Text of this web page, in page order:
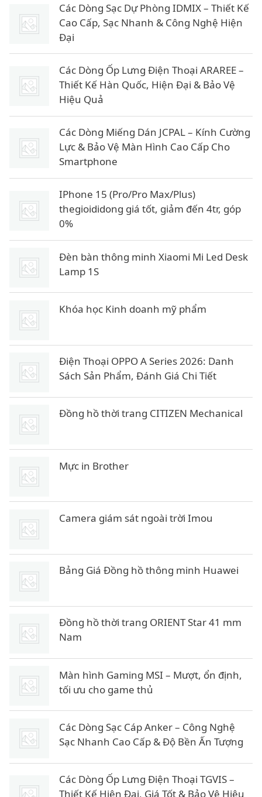
Các Dòng Sạc Dự Phòng IDMIX – Thiết Kế
Cao Cấp, Sạc Nhanh & Công Nghệ Hiện
Đại
Các Dòng Ốp Lưng Điện Thoại ARAREE –
Thiết Kế Hàn Quốc, Hiện Đại & Bảo Vệ
Hiệu Quả
Các Dòng Miếng Dán JCPAL – Kính Cường
Lực & Bảo Vệ Màn Hình Cao Cấp Cho
Smartphone
IPhone 15 (Pro/Pro Max/Plus)
thegioididong giá tốt, giảm đến 4tr, góp
0%
Đèn bàn thông minh Xiaomi Mi Led Desk
Lamp 1S
Khóa học Kinh doanh mỹ phẩm
Điện Thoại OPPO A Series 2026: Danh
Sách Sản Phẩm, Đánh Giá Chi Tiết
Đồng hồ thời trang CITIZEN Mechanical
Mực in Brother
Camera giám sát ngoài trời Imou
Bảng Giá Đồng hồ thông minh Huawei
Đồng hồ thời trang ORIENT Star 41 mm
Nam
Màn hình Gaming MSI – Mượt, ổn định,
tối ưu cho game thủ
Các Dòng Sạc Cáp Anker – Công Nghệ
Sạc Nhanh Cao Cấp & Độ Bền Ấn Tượng
Các Dòng Ốp Lưng Điện Thoại TGVIS –
Thiết Kế Hiện Đại, Giá Tốt & Bảo Vệ Hiệu